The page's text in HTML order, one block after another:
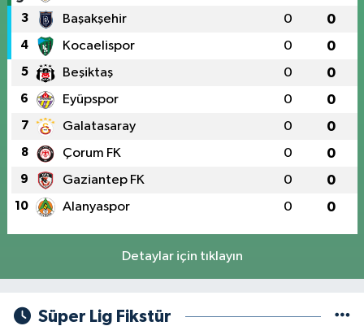
3 Başakşehir 0 0
4 Kocaelispor 0 0
5 Beşiktaş 0 0
6 Eyüpspor 0 0
7 Galatasaray 0 0
8 Çorum FK 0 0
9 Gaziantep FK 0 0
10 Alanyaspor 0 0
Detaylar için tıklayın
Süper Lig Fikstür